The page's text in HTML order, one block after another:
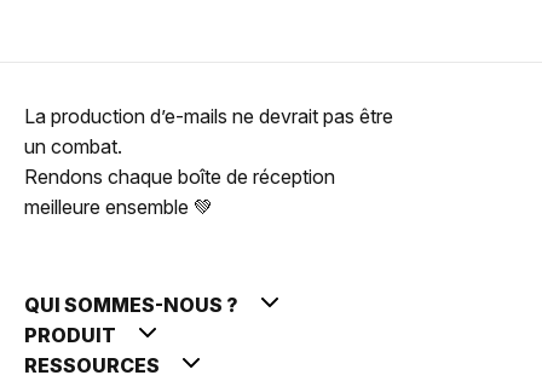
La production d’e-mails ne devrait pas être
un combat.
Rendons chaque boîte de réception
meilleure ensemble 💚
QUI SOMMES-NOUS ?
PRODUIT
RESSOURCES